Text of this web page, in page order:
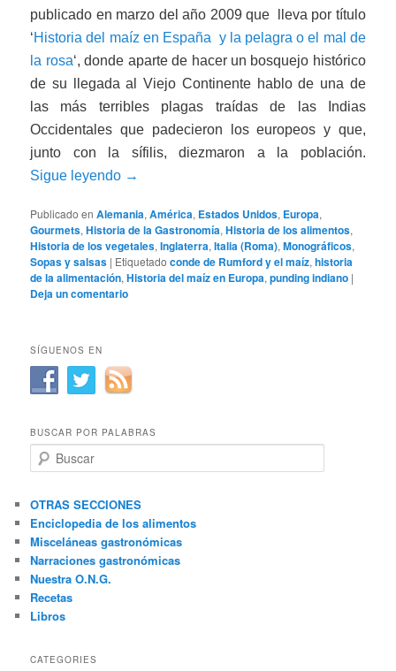
publicado en marzo del año 2009 que lleva por título
‘Historia del maíz en España y la pelagra o el mal de
la rosa‘, donde aparte de hacer un bosquejo histórico
de su llegada al Viejo Continente hablo de una de
las más terribles plagas traídas de las Indias
Occidentales que padecieron los europeos y que,
junto con la sífilis, diezmaron a la población.
Sigue leyendo →
Publicado en Alemania,América, Estados Unidos, Europa,
Gourmets,Historia de la Gastronomía,Historia de los alimentos,
Historia de los vegetales,Inglaterra,Italia (Roma),Monográficos,
Sopas y salsas | Etiquetado conde de Rumford y el maíz,historia
de la alimentación,Historia del maíz en Europa,punding indiano |
Deja un comentario
SÍGUENOS EN
BUSCAR POR PALABRAS
u
c
a
r
OTRAS SECCIONES
Enciclopedia de los alimentos
Misceláneas gastronómicas
Narraciones gastronómicas
Nuestra O.N.G.
Recetas
Libros
CATEGORIES